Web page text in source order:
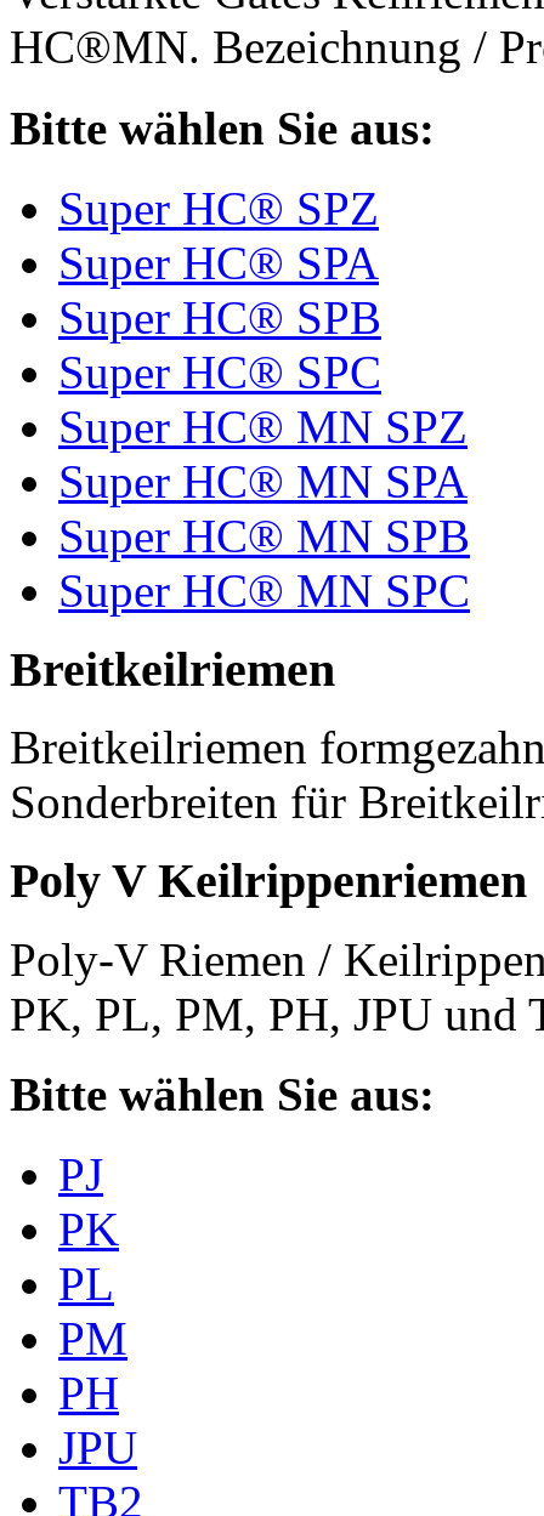
HC®MN. Bezeichnung /
Bitte wählen Sie aus:
Super HC® SPZ
Super HC® SPA
Super HC® SPB
Super HC® SPC
Super HC® MN SPZ
Super HC® MN SPA
Super HC® MN SPB
Super HC® MN SPC
Breitkeilriemen
Breitkeilriemen
Sonderbreiten für
Poly V Keilrippenriemen
Poly-V Riemen /
PK, PL, PM, PH, JPU und
Bitte wählen Sie aus:
PJ
PK
PL
PM
PH
JPU
TB2